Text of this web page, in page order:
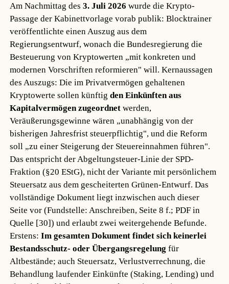
Am Nachmittag des3. Juli 2026 wurde die Krypto-
Passage der Kabinettvorlage vorab publik: Blocktrainer
veröffentlichte einen Auszug aus dem
Regierungsentwurf, wonach die Bundesregierung die
Besteuerung von Kryptowerten „mit konkreten und
modernen Vorschriften reformieren" will. Kernaussagen
des Auszugs: Die im Privatvermögen gehaltenen
Kryptowerte sollen künftigden Einkünften aus
Kapitalvermögen zugeordnet werden,
Veräußerungsgewinne wären „unabhängig von der
bisherigen Jahresfrist steuerpflichtig", und die Reform
soll „zu einer Steigerung der Steuereinnahmen führen".
Das entspricht der Abgeltungsteuer-Linie der SPD-
Fraktion (§20 EStG), nicht der Variante mit persönlichem
Steuersatz aus dem gescheiterten Grünen-Entwurf. Das
vollständige Dokument liegt inzwischen auch dieser
Seite vor (Fundstelle: Anschreiben, Seite 8 f.; PDF in
Quelle [30]) und erlaubt zwei weitergehende Befunde.
Erstens:Im gesamten Dokument findet sich keinerlei
Bestandsschutz- oder Übergangsregelung für
Altbestände; auch Steuersatz, Verlustverrechnung, die
Behandlung laufender Einkünfte (Staking, Lending) und